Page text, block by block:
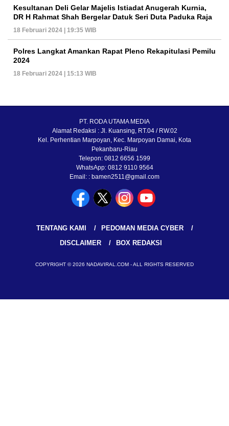
Kesultanan Deli Gelar Majelis Istiadat Anugerah Kurnia,
DR H Rahmat Shah Bergelar Datuk Seri Duta Paduka Raja
18 Februari 2024 | 19:35 WIB
Polres Langkat Amankan Rapat Pleno Rekapitulasi Pemilu
2024
18 Februari 2024 | 15:13 WIB
PT. RODA UTAMA MEDIA
Alamat Redaksi : Jl. Kuansing, RT.04 / RW.02
Kel. Perhentian Marpoyan, Kec. Marpoyan Damai, Kota
Pekanbaru-Riau
Telepon: 0812 6656 1599
WhatsApp: 0812 9110 9564
Email: : bamen2511@gmail.com
TENTANG KAMI
PEDOMAN MEDIA CYBER
DISCLAIMER
BOX REDAKSI
COPYRIGHT © 2026 NADAVIRAL.COM - ALL RIGHTS RESERVED